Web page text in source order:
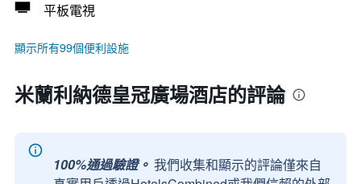
平板電視
顯示所有99個便利設施
米蘭利納德皇冠廣場酒店的評論
100%通過驗證。 我們收集和顯示的評論僅來自